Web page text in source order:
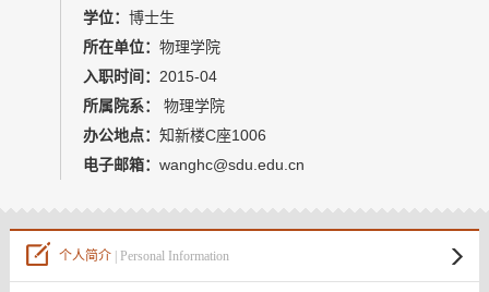
教师博客
学位： 博士生
所在单位： 物理学院
入职时间： 2015-04
所属院系：
物理学院
办公地点： 知新楼C座1006
电子邮箱： wanghc@sdu.edu.cn
个人简介| Personal Information